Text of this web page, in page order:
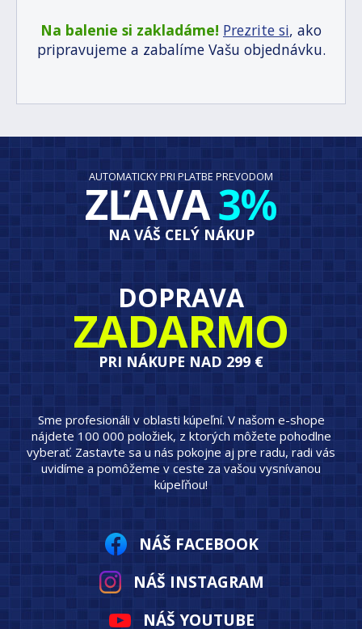
Na balenie si zakladáme! Prezrite si, ako
pripravujeme a zabalíme Vašu objednávku.
AUTOMATICKY PRI PLATBE PREVODOM
ZĽAVA3%
NA VÁŠ CELÝ NÁKUP
DOPRAVA
ZADARMO
PRI NÁKUPE NAD 299 €
Sme profesionáli v oblasti kúpeľní. V našom e-shope
nájdete 100 000 položiek, z ktorých môžete pohodlne
vyberať. Zastavte sa u nás pokojne aj pre radu, radi vás
uvidíme a pomôžeme v ceste za vašou vysnívanou
kúpeľňou!
NÁŠ FACEBOOK
NÁŠ INSTAGRAM
NÁŠ YOUTUBE